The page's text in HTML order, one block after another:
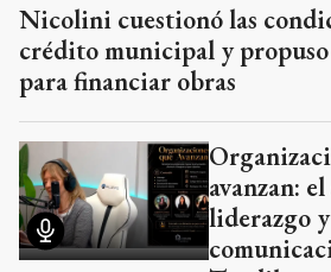
Nicolini cuestionó las
crédito municipal y
para financiar obras
avanzan:
liderazgo